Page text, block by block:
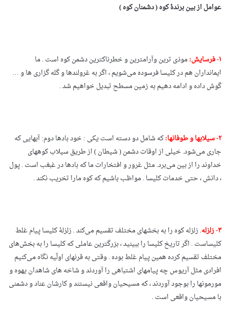
عوامل از بین برندۀ کوه ( دشمنان کوه )
۱- فرسایش:
موذی ترین وآرامترین و خطرناکترین دشمن کوه است . ما
ایمانداران هم در کلیسا فرسوده می‌شویم ، اگر به غرولندها و گله گزاری ها و …
گوش داده و ادامه دهیم به زمین مسطح تبدیل خواهیم شد .
۲- سیلابها و طوفانها:
که شامل دو دسته است یکی : خود بادها دوم: آبهایی که
جاری می‌شود. خیلی از اوقات دشمن ( شیطان ) از طریق سیلاب کوههای
خداوند را از بین می‌برد. مثل غرور و افتخارات ما که بادها در غبغب است . پول
، دانش ، حتی خدمات کلیسا . مواظب باشیم که کوه مارا تخریب نکند .
۳- زلزله
. زلزله کوه را به بخشهای مختلف تقسیم می‌کند . زلزلۀ کلیسا پیام غلط
کلیساست . اگر تاریخ کلیسا را ببینید ، بزرگترین عاملی که کلیسا را به بخش‌های
مختلف تقسیم کرده همین پیام غلط بوده . وقتی به قرنهای اولّیه نگاه می‌کنیم
افرادی مثل آریوس چه پیامهای اشتباهی را آوردند و شاخه های شاهدان یهوه و
مورمونها را بوجود آوردند ، که مسیحیان واقعی نیستند و کارشان عناد و دشمنی
با مسیحیان واقعی است .